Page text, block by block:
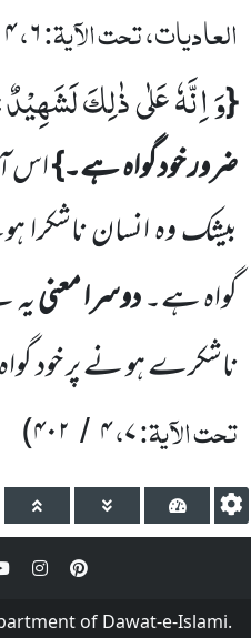
العادیات، تحت الآیۃ:۶،۴
{وَ اِنَّهٗ عَلٰى ذٰلِكَ لَشَهِیْدٌ
ضرور خود گواہ ہے۔}اس
بیشک وہ انسان
گواہ ہے۔دوسرا معنی
ناشکرے ہو نے پر خود
تحت الآیۃ:۷،۴ / ۴۰۲)
of Dawat-e-Islami.